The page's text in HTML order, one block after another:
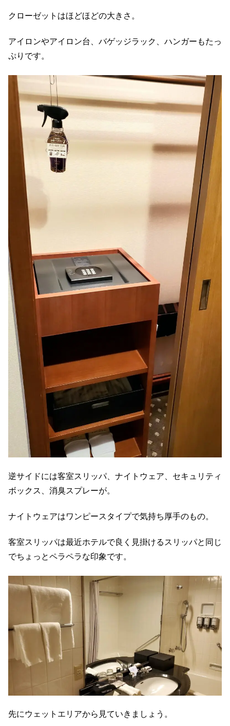
クローゼットはほどほどの大きさ。
アイロンやアイロン台、バゲッジラック、ハンガーもたっ
ぷりです。
逆サイドには客室スリッパ、ナイトウェア、セキュリティ
ボックス、消臭スプレーが。
ナイトウェアはワンピースタイプで気持ち厚手のもの。
客室スリッパは最近ホテルで良く見掛けるスリッパと同じ
でちょっとペラペラな印象です。
先にウェットエリアから見ていきましょう。